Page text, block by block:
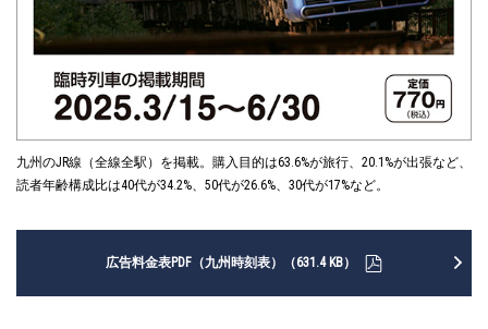
九州のJR線（全線全駅）を掲載。購入目的は63.6%が旅行、20.1%が出張など、
読者年齢構成比は40代が34.2%、50代が26.6%、30代が17%など。
広告料金表PDF（九州時刻表）（631.4 KB）